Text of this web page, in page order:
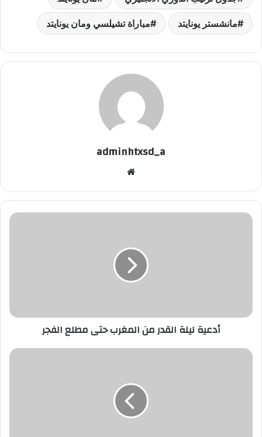
مانشستر يونايتد مباراة تشيلسي ومان يونايتد
adminhtxsd_a
أدعية
أدعية ليلة القدر من المغرب حتى مطلع الفجر
زيادة